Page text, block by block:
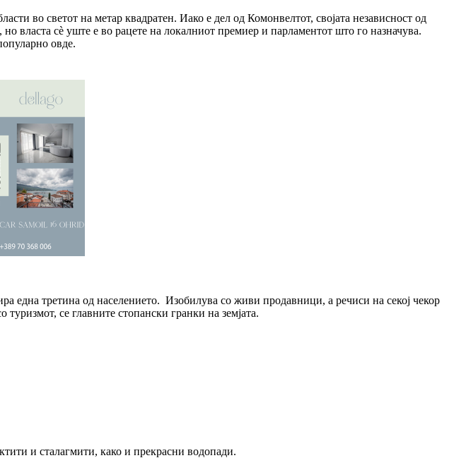
во светот на метар квадратен. Иако е дел од Комонвелтот, својата независност од
власта сè уште е во рацете на локалниот премиер и парламентот што го назначува.
овде.
една третина од населението. Изобилува со живи продавници, а речиси на секој чекор
се главните стопански гранки на земјата.
и сталагмити, како и прекрасни водопади.